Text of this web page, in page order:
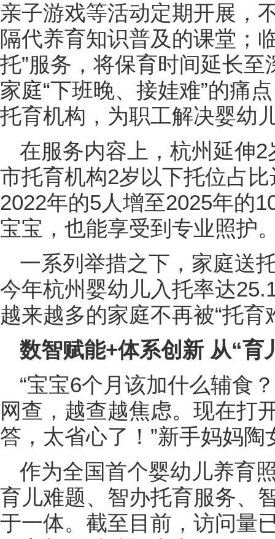
亲子游戏等活动定期开展，
隔代养育知识普及的课堂；
托”服务，将保育时间延长
家庭“下班晚、接娃难”的痛
托育机构，为职工解决婴幼
在服务内容上，杭州延伸2
市托育机构2岁以下托位占
2022年的5人增至2025年的
宝宝，也能享受到专业照护
一系列举措之下，家庭送
今年杭州婴幼儿入托率达
越来越多的家庭不再被“托育
数智赋能+体系创新 从“育
“宝宝6个月该加什么辅食
网查，越查越焦虑。现在打
答，太省心了！”新手妈妈陶
作为全国首个婴幼儿养育
育儿难题、智办托育服务、
于一体。截至目前，访问量